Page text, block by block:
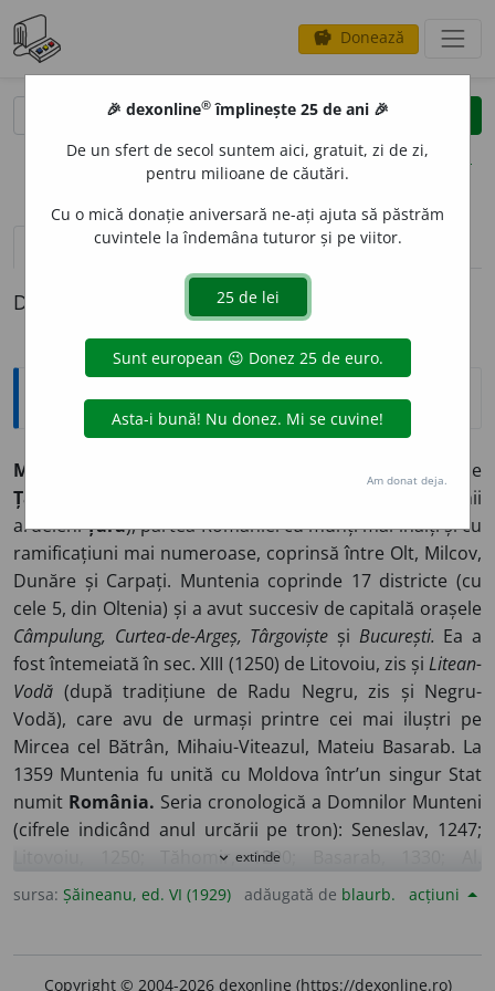
savings Donează
clear
opțiuni
definiții (1) pronunțievolume_up (41)
Definiția cu ID-ul 819474:
Explicative DEX
Muntenia
(numită în vechime
Țara-Românească,
și de Românii
ardeleniȚara), partea României cu munți mai înalți și cu
ramificațiuni mai numeroase, coprinsă între Olt, Milcov,
Dunăre și Carpați. Muntenia coprinde 17 districte (cu
cele 5, din Oltenia) și a avut succesiv de capitală orașele
Câmpulung, Curtea-de-Argeș, Târgoviște și București. Ea a
fost întemeiată în sec. XIII (1250) de Litovoiu, zis și Litean-
Vodă (după tradițiune de Radu Negru, zis și Negru-
Vodă), care avu de urmași printre cei mai iluștri pe
Mircea cel Bătrân, Mihaiu-Viteazul, Mateiu Basarab. La
1359 Muntenia fu unită cu Moldova într’un singur Stat
numit România. Seria cronologică a Domnilor Munteni
(cifrele indicând anul urcării pe tron): Seneslav, 1247;
Litovoiu, 1250; Tăhomir, 1290; Basarab, 1330; Al.
Basarab, 1340;. Vladislav Basarab, 1364; Radu I, 1374;
expand_more extinde
sursa: Șăineanu, ed. VI (1929) adăugată de blaurb. acțiuni
Copyright © 2004-2026 dexonline (https://dexonline.ro)
🎉 dexonline® împlinește 25 de ani 🎉
De un sfert de secol suntem aici, gratuit, zi de zi,
pentru milioane de căutări.
Cu o mică donație aniversară ne-ați ajuta să păstrăm
cuvintele la îndemâna tuturor și pe viitor.
Am donat deja.